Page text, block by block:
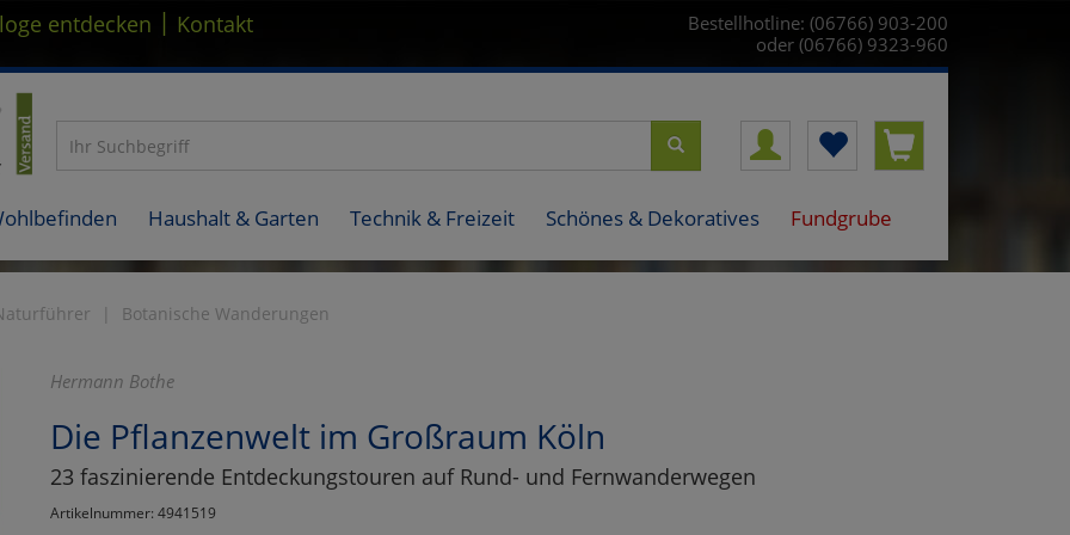
entdecken | Kontakt
Bestellhotline: (06766) 903-200
oder (06766) 9323-960
Haushalt & Garten Technik & Freizeit Schönes & Dekoratives Fundgrube
Botanische Wanderungen
Hermann Bothe
Die Pflanzenwelt im Großraum Köln
23 faszinierende Entdeckungstouren auf Rund- und Fernwanderwegen
Artikelnummer: 4941519